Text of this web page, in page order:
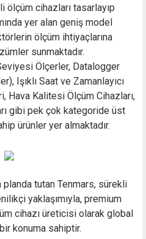
cihazları tasarlayıp
yer alan geniş model
ölçüm ihtiyaçlarına
sunmaktadır.
Ölçerler, Datalogger
Işıklı Saat ve Zamanlayıcı
Hava Kalitesi Ölçüm Cihazları,
gibi pek çok kategoride üst
ürünler yer almaktadır.
tutan Tenmars, sürekli
yaklaşımıyla, premium
cihazı üreticisi olarak global
konuma sahiptir.